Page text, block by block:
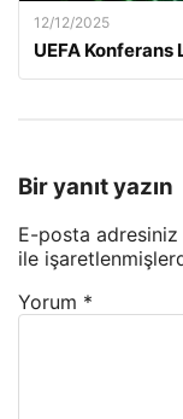
12/12/2025
UEFA Konferans
Bir yanıt yazın
E-posta adresiniz
ile
Yorum *